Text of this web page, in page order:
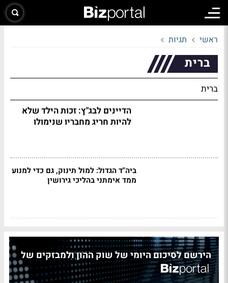
ראשי תגיות
ברית
ברית
הדיינים לבג"ץ: זכות הילד שלא
להיות חריג מחבריו שנימולו
ביה"ד הגדול: למול תינוק, גם כדי למנוע
ממד אימתני בהליכי גירושין
הירשם לסיכום היומי של שוק ההון ולמבזקים של